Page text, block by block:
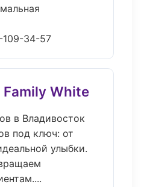
109-34-57
White
в Владивосток
под ключ: от
улыбки.